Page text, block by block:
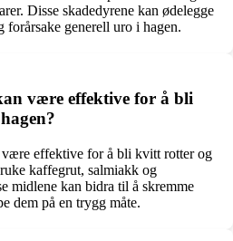
Disse skadedyrene kan ødelegge
forårsake generell uro i hagen.
være effektive for å bli
effektive for å bli kvitt rotter og
kaffegrut, salmiakk og
midlene kan bidra til å skremme
dem på en trygg måte.